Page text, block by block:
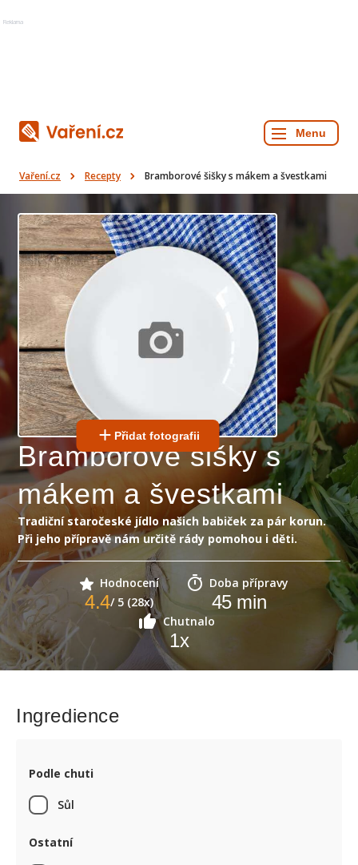
Reklama
Vaření.cz Recepty Bramborové šišky s mákem a švestkami
Přidat fotografii
Bramborové šišky s
mákem a švestkami
Tradiční staročeské jídlo našich babiček za pár korun.
Při jeho přípravě nám určitě rády pomohou i děti.
Hodnocení
4.4/ 5 (28x)
Doba přípravy
45min
Chutnalo
1x
Ingredience
Podle chuti
Sůl
Ostatní